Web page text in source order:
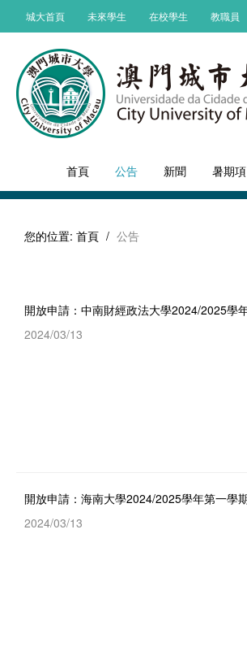
城大首頁 未來學生 在校學生 教職員
首頁 公告 新聞 暑期
您的位置: 首頁 / 公告
開放申請：中南財經政法大學2024/2025學
2024/03/13
開放申請：海南大學2024/2025學年第一學
2024/03/13